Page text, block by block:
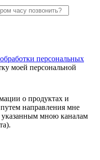
персональных
моей персональной
о продуктах и
направления мне
мною каналам